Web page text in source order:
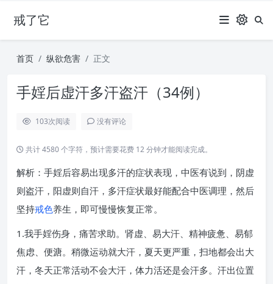
戒了它
首页 纵欲危害 正文
手婬后虚汗多汗盗汗（34例）
103次阅读 没有评论
共计 4580 个字符，预计需要花费 12 分钟才能阅读完成。
解析：手婬后容易出现多汗的症状表现，中医有说到，阴虚
则盗汗，阳虚则自汗，多汗症状最好能配合中医调理，然后
坚持戒色养生，即可慢慢恢复正常。
1.我手婬伤身，痛苦求助。肾虚、易大汗、精神疲惫、易郁
焦虑、便溏。稍微运动就大汗，夏天更严重，扫地都会出大
汗，冬天正常活动不会大汗，体力活还是会汗多。汗出位置